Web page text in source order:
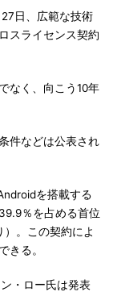
日、広範な技術
スライセンス契約
なく、向こう10年
件などは公表され
を搭載する
％を占める首位
）。この契約によ
きる。
・ロー氏は発表